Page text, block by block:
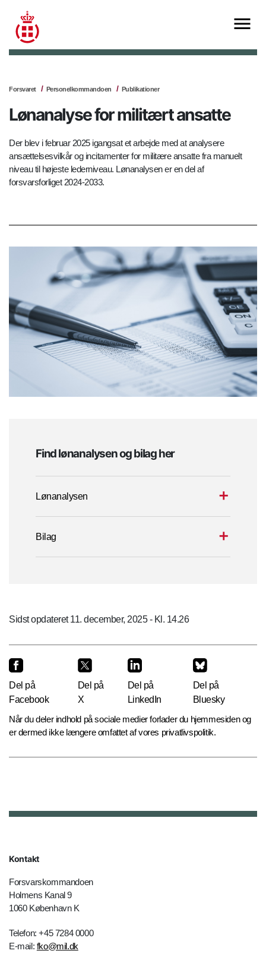
Forsvaret Personelkommandoen Publikationer
Lønanalyse for militært ansatte
Der blev i februar 2025 igangsat et arbejde med at analysere
ansættelsesvilkår og incitamenter for militære ansatte fra manuelt
niveau til højeste lederniveau. Lønanalysen er en del af
forsvarsforliget 2024-2033.
Find lønanalysen og bilag her
Lønanalysen
Bilag
Sidst opdateret 11. december, 2025 - Kl. 14.26
Del på
Facebook
Del på
X
Del på
LinkedIn
Del på
Bluesky
Når du deler indhold på sociale medier forlader du hjemmesiden og
er dermed ikke længere omfattet af vores privatlivspolitik.
Kontakt
Forsvarskommandoen
Holmens Kanal 9
1060 København K
Telefon: +45 7284 0000
E-mail: fko@mil.dk